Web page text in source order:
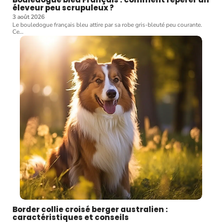
éleveur peu scrupuleux ?
3 août 2026
Le bouledogue français bleu attire par sa robe gris-bleuté peu courante.
Ce…
Border collie croisé berger australien :
caractéristiques et conseils